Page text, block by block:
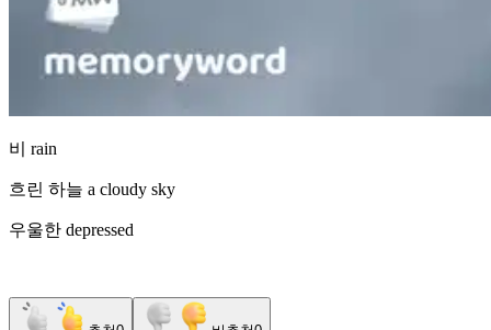
비 rain
흐린 하늘 a cloudy sky
우울한 depressed